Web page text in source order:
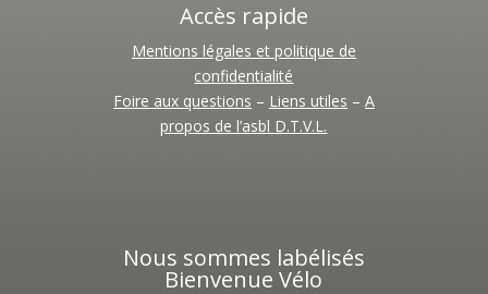
Accès rapide
Mentions légales et politique de
confidentialité
Foire aux questions – Liens utiles – A
propos de l’asbl D.T.V.L.
Nous sommes labélisés
Bienvenue Vélo